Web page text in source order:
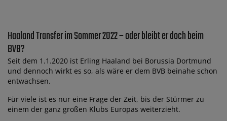
Haaland Transfer im Sommer 2022 – oder bleibt er doch beim
BVB?
Seit dem 1.1.2020 ist Erling Haaland bei Borussia Dortmund
und dennoch wirkt es so, als wäre er dem BVB beinahe schon
entwachsen.
Für viele ist es nur eine Frage der Zeit, bis der Stürmer zu
einem der ganz großen Klubs Europas weiterzieht.